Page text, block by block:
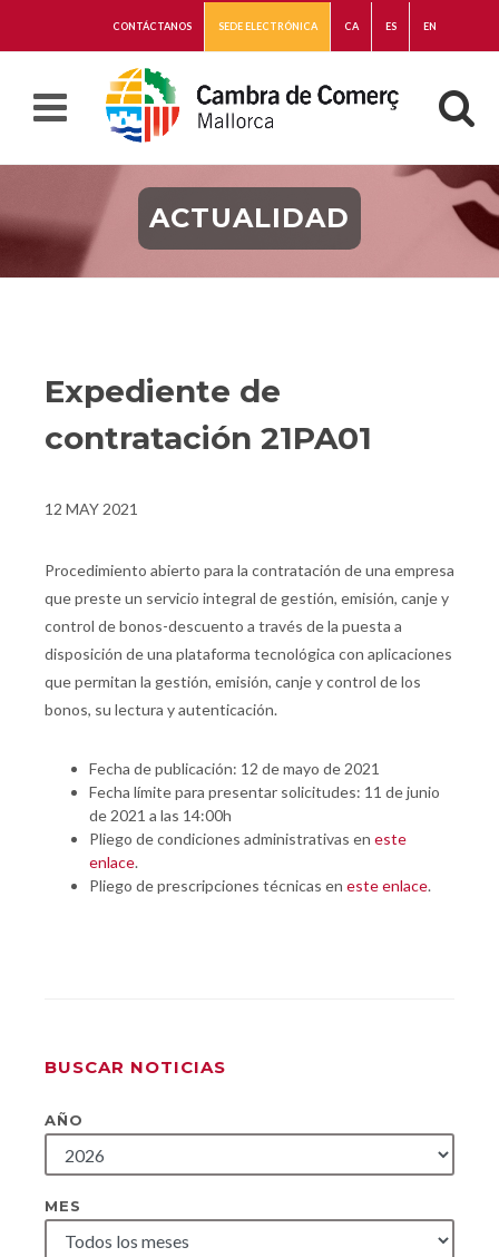
CONTÁCTANOS SEDE ELECTRÓNICA CA ES EN
ACTUALIDAD
Expediente de
contratación 21PA01
12 MAY 2021
Procedimiento abierto para la contratación de una empresa
que preste un servicio integral de gestión, emisión, canje y
control de bonos-descuento a través de la puesta a
disposición de una plataforma tecnológica con aplicaciones
que permitan la gestión, emisión, canje y control de los
bonos, su lectura y autenticación.
Fecha de publicación: 12 de mayo de 2021
Fecha límite para presentar solicitudes: 11 de junio
de 2021 a las 14:00h
Pliego de condiciones administrativas en este
enlace.
Pliego de prescripciones técnicas en este enlace.
BUSCAR NOTICIAS
AÑO
MES